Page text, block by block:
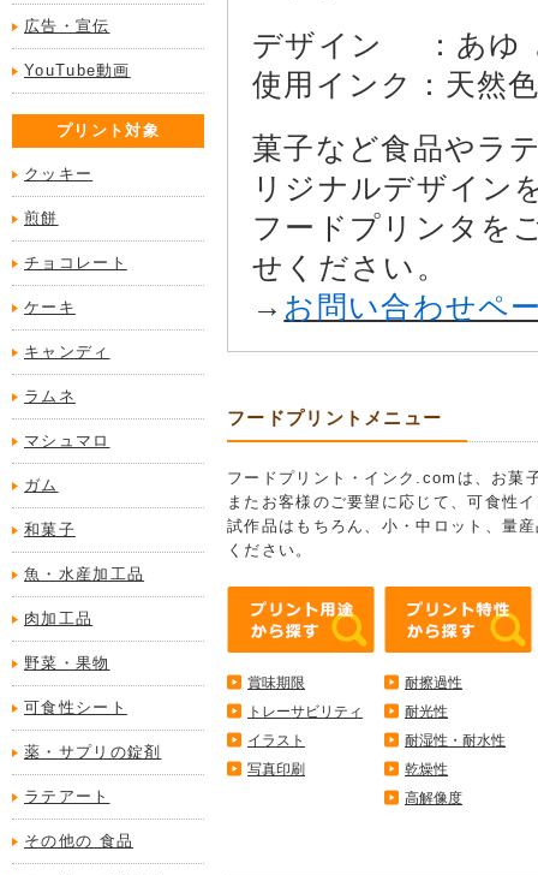
広告・宣伝
YouTube動画
プリント対象
クッキー
煎餅
チョコレート
ケーキ
キャンディ
ラムネ
マシュマロ
ガム
和菓子
魚・水産加工品
肉加工品
野菜・果物
可食性シート
薬・サプリの錠剤
ラテアート
その他の 食品
デザイン ：あゆ
使用インク：天然
菓子など食品やラ
リジナルデザイン
フードプリンタを
せください。
→ お問い合わせペ
フードプリントメニュー
フードプリント・インク.comは、お菓
またお客様のご要望に応じて、可食性
試作品はもちろん、小・中ロット、量
ください。
賞味期限
トレーサビリティ
イラスト
写真印刷
耐擦過性
耐光性
耐湿性・耐水性
乾燥性
高解像度